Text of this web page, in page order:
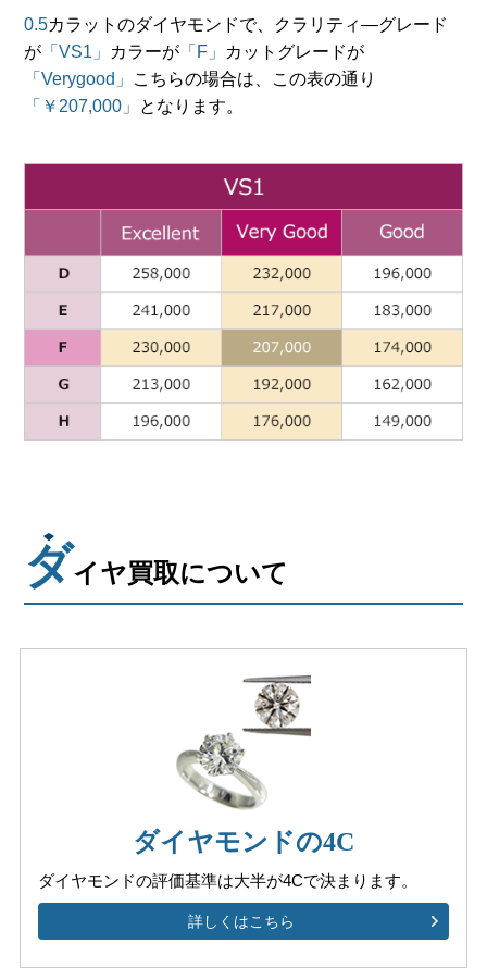
0.5カラットのダイヤモンドで、 クラリティ―グレード
が 「VS1」 カラーが 「F」 カットグレードが
「Verygood」 こちらの場合は、この表の通り
「￥207,000」 となります。
ダイヤ買取について
ダイヤモンドの4C
ダイヤモンドの評価基準は大半が4Cで決まります。
詳しくはこちら